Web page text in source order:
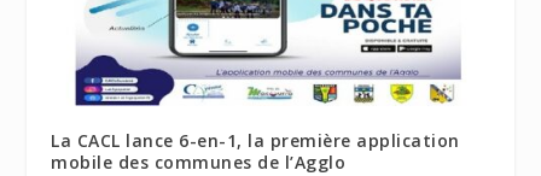
La CACL lance 6-en-1, la première application
mobile des communes de l’Agglo